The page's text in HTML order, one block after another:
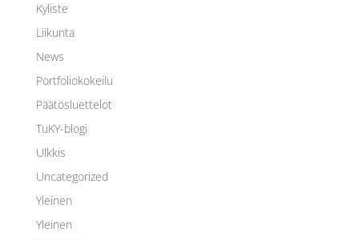
Kyliste
Liikunta
News
Portfoliokokeilu
Päätösluettelot
TuKY-blogi
Ulkkis
Uncategorized
Yleinen
Yleinen